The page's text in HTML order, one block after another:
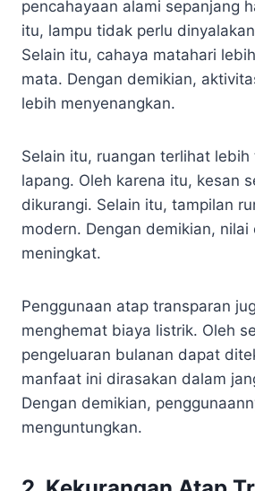
pencahayaan alami sepanjang
itu, lampu tidak perlu
Selain itu, cahaya matahari
mata. Dengan demikian,
lebih menyenangkan.
Selain itu, ruangan terlihat lebih
lapang. Oleh karena itu, kesan
dikurangi. Selain itu, tampilan
modern. Dengan demikian, nilai
meningkat.
Penggunaan atap transparan
menghemat biaya listrik. Oleh
pengeluaran bulanan dapat
manfaat ini dirasakan dalam
Dengan demikian,
menguntungkan.